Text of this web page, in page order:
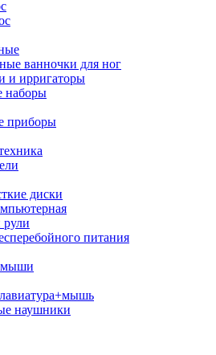
ванночки для ног
и ирригаторы
наборы
приборы
диски
питания
мыши
наушники